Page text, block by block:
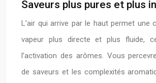
Saveurs plus pures et plus
L’air qui arrive par le haut permet une
vapeur plus directe et plus fluide,
l’activation des arômes. Vous
de saveurs et les complexités